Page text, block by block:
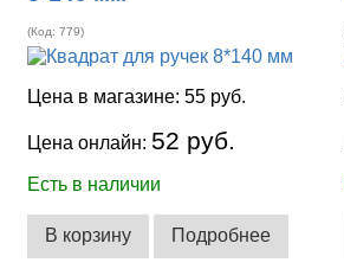
(Код:779)
Цена в магазине:55 руб.
Цена онлайн: 52 руб.
Есть в наличии
В корзину Подробнее